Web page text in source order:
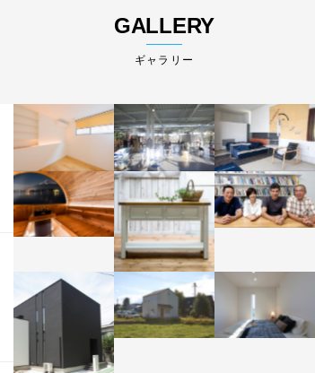
GALLERY
ギャラリー